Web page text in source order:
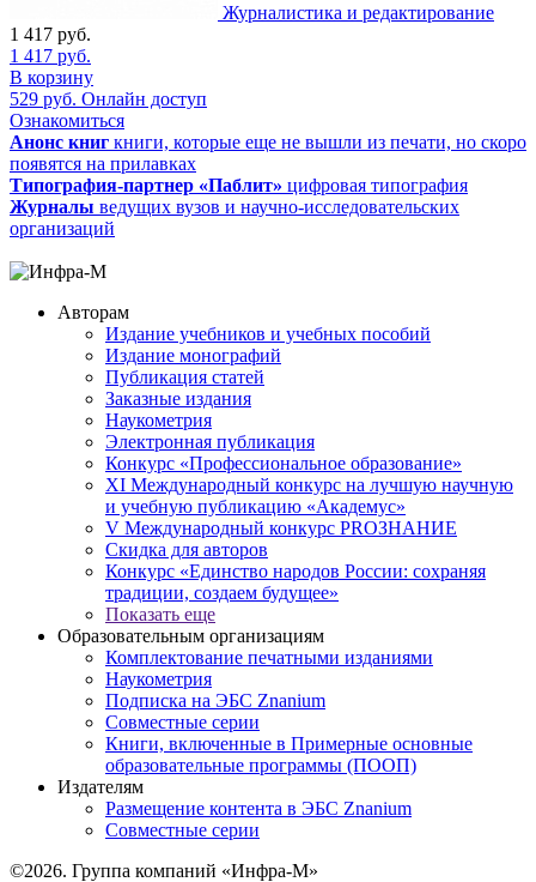
Журналистика и редактирование
1 417 руб.
1 417 руб.
В корзину
529 руб. Онлайн доступ
Ознакомиться
Анонс книг книги, которые еще не вышли из печати, но скоро
появятся на прилавках
Типография-партнер «Паблит» цифровая типография
Журналы ведущих вузов и научно-исследовательских
организаций
Авторам
Издание учебников и учебных пособий
Издание монографий
Публикация статей
Заказные издания
Наукометрия
Электронная публикация
Конкурс «Профессиональное образование»
XI Международный конкурс на лучшую научную
и учебную публикацию «Академус»
V Международный конкурс PROЗНАНИЕ
Скидка для авторов
Конкурс «Единство народов России: сохраняя
традиции, создаем будущее»
Показать еще
Образовательным организациям
Комплектование печатными изданиями
Наукометрия
Подписка на ЭБС Znanium
Совместные серии
Книги, включенные в Примерные основные
образовательные программы (ПООП)
Издателям
Размещение контента в ЭБС Znanium
Совместные серии
©2026. Группа компаний «Инфра-М»